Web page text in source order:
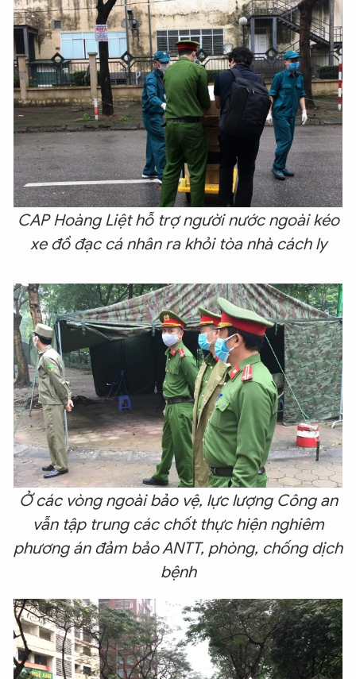
CAP Hoàng Liệt hỗ trợ người nước ngoài kéo
xe đồ đạc cá nhân ra khỏi tòa nhà cách ly
Ở các vòng ngoài bảo vệ, lực lượng Công an
vẫn tập trung các chốt thực hiện nghiêm
phương án đảm bảo ANTT, phòng, chống dịch
bệnh